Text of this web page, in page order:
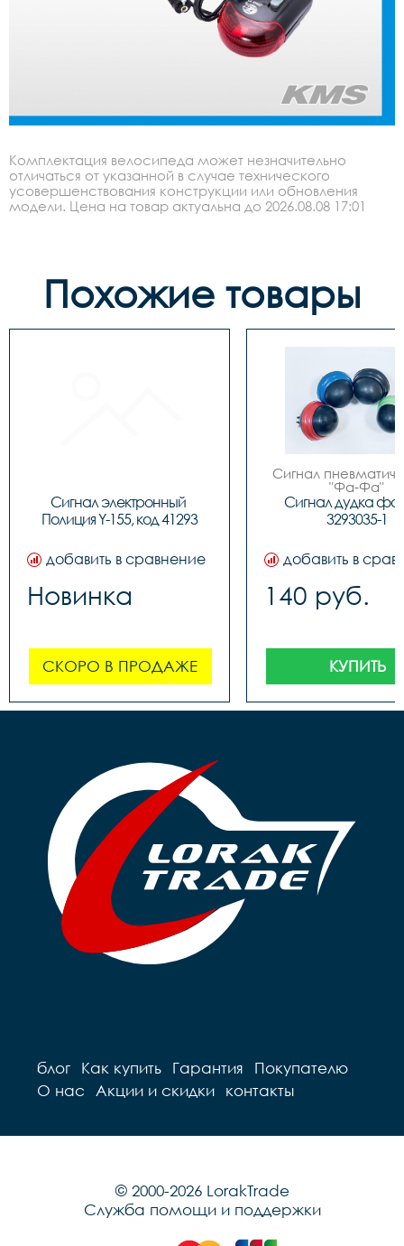
Комплектация велосипеда может незначительно
отличаться от указанной в случае технического
усовершенствования конструкции или обновления
модели. Цена на товар актуальна до 2026.08.08 17:01
Похожие товары
Сигнал электронный
Полиция Y-155, код 41293
добавить в сравнение
Новинка
СКОРО В ПРОДАЖЕ
Сигнал
"Фа-Фа"
Сигнал дудка
3293035-1
добавить в
140 руб.
КУПИТЬ
блог Как купить Гарантия
Покупателю
О нас
Акции и скидки контакты
© 2000-2026 LorakTrade
Служба помощи и поддержки